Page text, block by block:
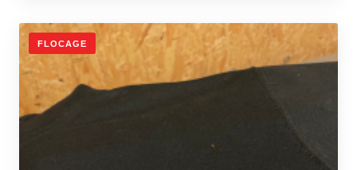
FLOCAGE